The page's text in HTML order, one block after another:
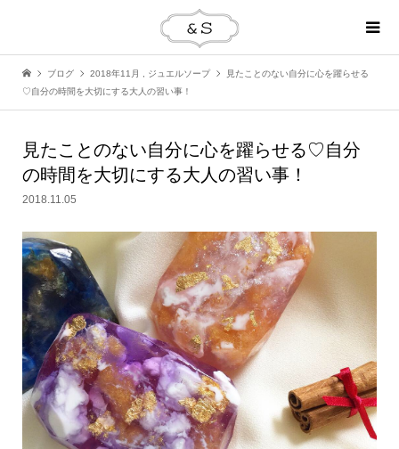
ブログ 2018年11月 ジュエルソープ
見たことのない自分に心を躍らせる
♡自分の時間を大切にする大人の習い事！
見たことのない自分に心を躍らせる♡自分
の時間を大切にする大人の習い事！
2018.11.05